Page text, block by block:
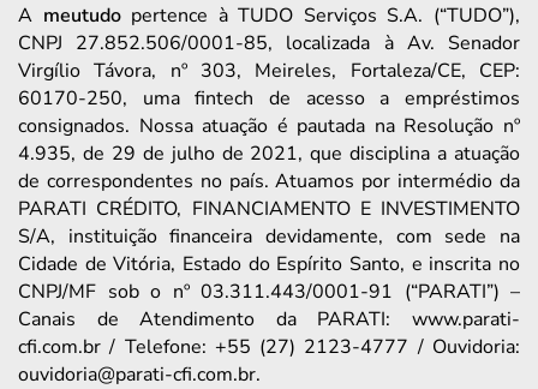
A meutudopertence à TUDO Serviços S.A. (“TUDO”),
CNPJ 27.852.506/0001-85, localizada à Av. Senador
Virgílio Távora, nº 303, Meireles, Fortaleza/CE, CEP:
60170-250, uma fintech de acesso a empréstimos
consignados. Nossa atuação é pautada na Resolução nº
4.935, de 29 de julho de 2021, que disciplina a atuação
de correspondentes no país. Atuamos por intermédio da
PARATI CRÉDITO, FINANCIAMENTO E INVESTIMENTO
S/A, instituição financeira devidamente, com sede na
Cidade de Vitória, Estado do Espírito Santo, e inscrita no
CNPJ/MF sob o nº 03.311.443/0001-91 (“PARATI”) –
Canais de Atendimento da PARATI: www.parati-
cfi.com.br / Telefone: +55 (27) 2123-4777 / Ouvidoria:
ouvidoria@parati-cfi.com.br.